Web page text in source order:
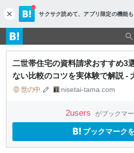
c
l
o
s
e
サクサク読めて、 アプリ限定の機能も
二世帯住宅の資料請求おすすめ3
ない比較のコツを実体験で解説 -
世の中 nisetai-tama.com
2users がブックマ
ブックマーク